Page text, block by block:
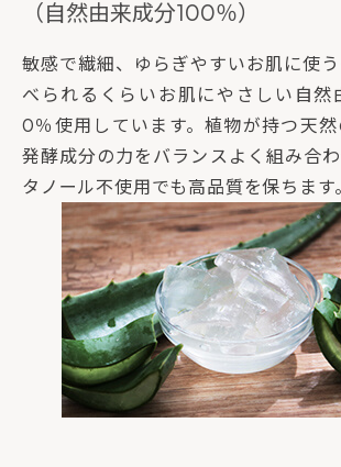
（自然由来成分100％）
敏感で繊細、ゆらぎやすいお肌に使
べられるくらいお肌にやさしい自然
0％使用しています。植物が持つ天然
発酵成分の力をバランスよく組み合
タノール不使用でも高品質を保ちます。